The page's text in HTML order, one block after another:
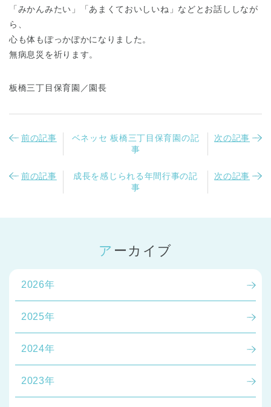
兵庫県
「みかんみたい」「あまくておいしいね」などとお話ししなが
ら、
心も体もぽっかぽかになりました。
無病息災を祈ります。
板橋三丁目保育園／園長
前の記事
ベネッセ 板橋三丁目保育園の記
事
次の記事
前の記事
成長を感じられる年間行事の記
事
次の記事
アーカイブ
2026年
2025年
2024年
2023年